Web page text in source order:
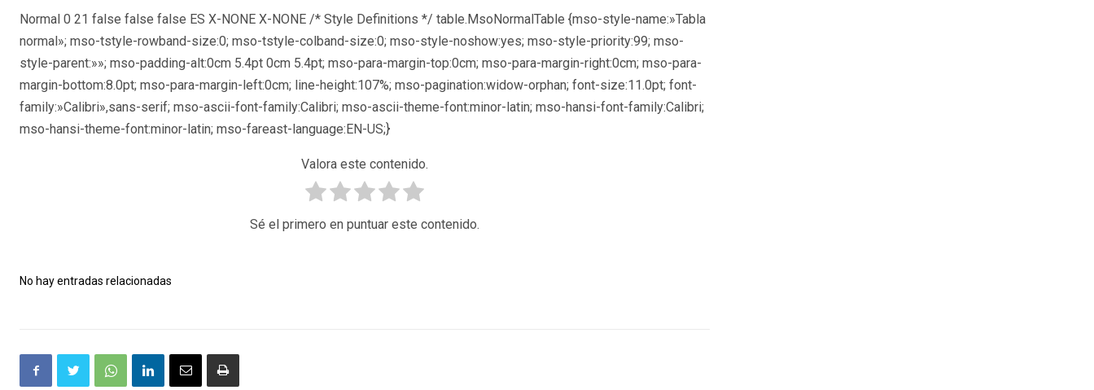
Normal 0 21 false false false ES X-NONE X-NONE /* Style Definitions */ table.MsoNormalTable {mso-style-name:»Tabla
normal»; mso-tstyle-rowband-size:0; mso-tstyle-colband-size:0; mso-style-noshow:yes; mso-style-priority:99; mso-
style-parent:»»; mso-padding-alt:0cm 5.4pt 0cm 5.4pt; mso-para-margin-top:0cm; mso-para-margin-right:0cm; mso-para-
margin-bottom:8.0pt; mso-para-margin-left:0cm; line-height:107%; mso-pagination:widow-orphan; font-size:11.0pt; font-
family:»Calibri»,sans-serif; mso-ascii-font-family:Calibri; mso-ascii-theme-font:minor-latin; mso-hansi-font-family:Calibri;
mso-hansi-theme-font:minor-latin; mso-fareast-language:EN-US;}
Valora este contenido.
Sé el primero en puntuar este contenido.
No hay entradas relacionadas